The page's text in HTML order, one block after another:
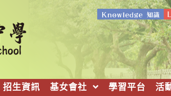
招生資訊 基女會社 學習平台 活